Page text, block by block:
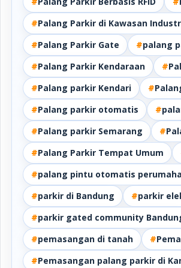
#Palang Parkir di Kawasan
#Palang Parkir Gate #palang
#Palang Parkir Kendaraan #
#Palang parkir Kendari #
#Palang parkir otomatis #
#Palang parkir Semarang #
#Palang Parkir Tempat Umum
#palang pintu otomatis
#parkir di Bandung #parkir
#parkir gated community
#pemasangan di tanah #
#Pemasangan palang parkir di